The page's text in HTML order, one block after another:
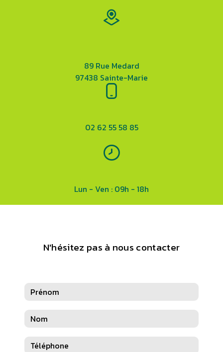
89 Rue Medard
97438 Sainte-Marie
02 62 55 58 85
Lun - Ven : 09h - 18h
N'hésitez pas à nous contacter